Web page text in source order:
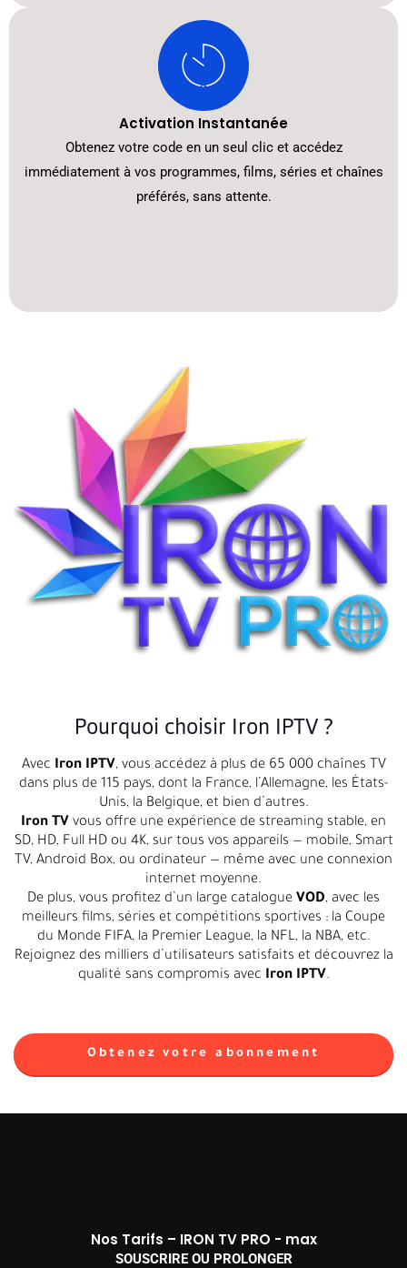
Activation Instantanée
Obtenez votre code en un seul clic et accédez
immédiatement à vos programmes, films, séries et chaînes
préférés, sans attente.
Pourquoi choisir Iron IPTV ?
Avec Iron IPTV, vous accédez à plus de 65 000 chaînes TV
dans plus de 115 pays, dont la France, l’Allemagne, les États-
Unis, la Belgique, et bien d’autres.
Iron TV vous offre une expérience de streaming stable, en
SD, HD, Full HD ou 4K, sur tous vos appareils — mobile, Smart
TV, Android Box, ou ordinateur — même avec une connexion
internet moyenne.
De plus, vous profitez d’un large catalogue VOD, avec les
meilleurs films, séries et compétitions sportives : la Coupe
du Monde FIFA, la Premier League, la NFL, la NBA, etc.
Rejoignez des milliers d’utilisateurs satisfaits et découvrez la
qualité sans compromis avec Iron IPTV.
Obtenez votre abonnement
Nos Tarifs – IRON TV PRO - max
SOUSCRIRE OU PROLONGER